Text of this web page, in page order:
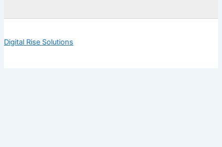
Digital Rise Solutions